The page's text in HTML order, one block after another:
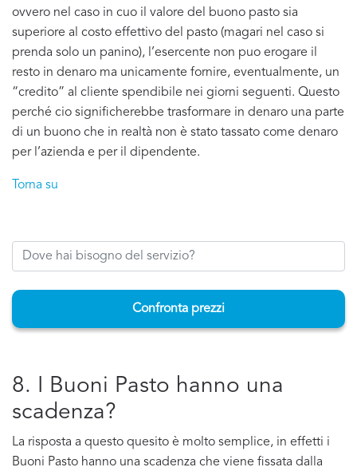
ovvero nel caso in cuo il valore del buono pasto sia
superiore al costo effettivo del pasto (magari nel caso si
prenda solo un panino), l’esercente non puo erogare il
resto in denaro ma unicamente fornire, eventualmente, un
“credito” al cliente spendibile nei giorni seguenti. Questo
perché cio significherebbe trasformare in denaro una parte
di un buono che in realtà non è stato tassato come denaro
per l’azienda e per il dipendente.
Torna su
Confronta prezzi
8. I Buoni Pasto hanno una
scadenza?
La risposta a questo quesito è molto semplice, in effetti i
Buoni Pasto hanno una scadenza che viene fissata dalla